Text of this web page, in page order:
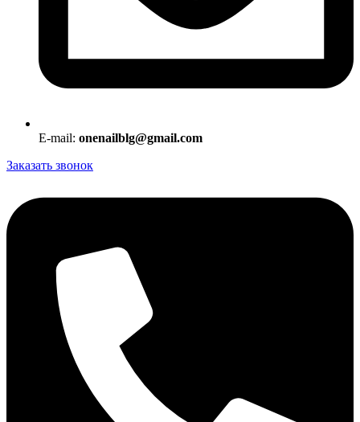
E-mail: onenailblg@gmail.com
Заказать звонок